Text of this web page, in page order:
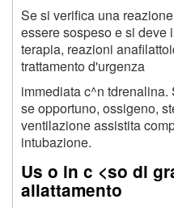
Se si verifica una
essere sospeso e si deve
terapia, reazioni
trattamento d'urgenza
immediata c^n
se opportuno, ossigeno,
ventilazione assistita
intubazione.
Us o in c <so di
allattamento